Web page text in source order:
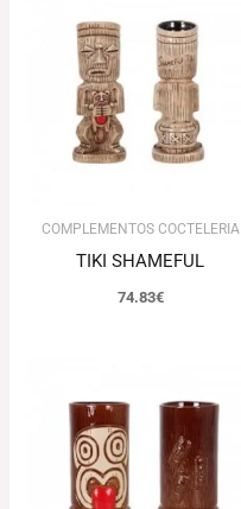
COMPLEMENTOS COCTELERIA
TIKI SHAMEFUL
74.83€